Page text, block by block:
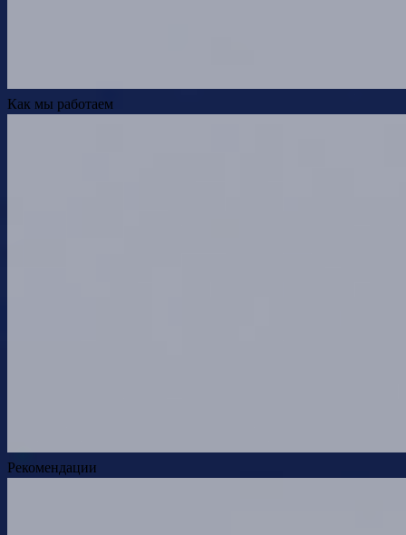
Как мы работаем
Рекомендации